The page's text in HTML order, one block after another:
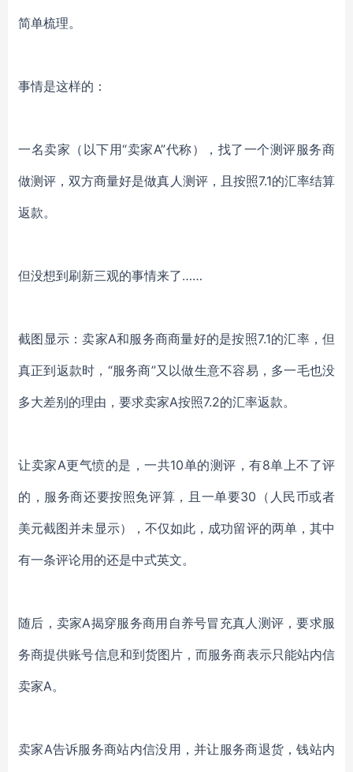
简单梳理。
事情是这样的：
一名卖家（以下用“卖家A”代称），找了一个测评服务商
做测评，双方商量好是做真人测评，且按照7.1的汇率结算
返款。
但没想到刷新三观的事情来了……
截图显示：卖家A和服务商商量好的是按照7.1的汇率，但
真正到返款时，“服务商”又以做生意不容易，多一毛也没
多大差别的理由，要求卖家A按照7.2的汇率返款。
让卖家A更气愤的是，一共10单的测评，有8单上不了评
的，服务商还要按照免评算，且一单要30（人民币或者
美元截图并未显示），不仅如此，成功留评的两单，其中
有一条评论用的还是中式英文。
随后，卖家A揭穿服务商用自养号冒充真人测评，要求服
务商提供账号信息和到货图片，而服务商表示只能站内信
卖家A。
卖家A告诉服务商站内信没用，并让服务商退货，钱站内